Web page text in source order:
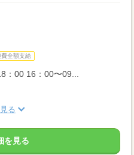
費全額支給
：00 16：00〜09...
る
を見る